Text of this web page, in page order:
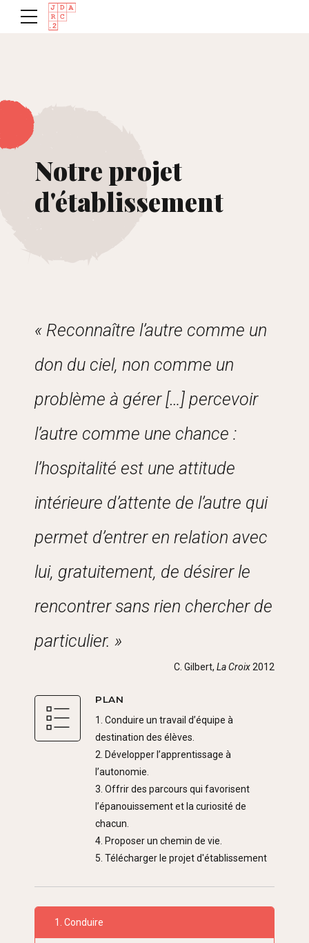
Notre projet
d'établissement
« Reconnaître l’autre comme un
don du ciel, non comme un
problème à gérer […] percevoir
l’autre comme une chance :
l’hospitalité est une attitude
intérieure d’attente de l’autre qui
permet d’entrer en relation avec
lui, gratuitement, de désirer le
rencontrer sans rien chercher de
particulier. »
C. Gilbert, La Croix2012
PLAN
1. Conduire un travail d’équipe à
destination des élèves.
2. Développer l’apprentissage à
l’autonomie.
3. Offrir des parcours qui favorisent
l’épanouissement et la curiosité de
chacun.
4. Proposer un chemin de vie.
5. Télécharger le projet d'établissement
1. Conduire